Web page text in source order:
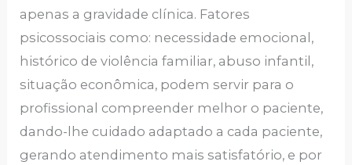
apenas a gravidade clínica. Fatores
psicossociais como: necessidade emocional,
histórico de violência familiar, abuso infantil,
situação econômica, podem servir para o
profissional compreender melhor o paciente,
dando-lhe cuidado adaptado a cada paciente,
gerando atendimento mais satisfatório, e por